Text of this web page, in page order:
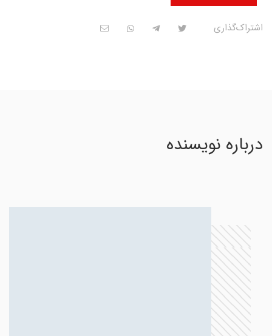
اشتراک‌گذاری
درباره نویسنده